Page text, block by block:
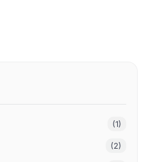
(1)
(2)